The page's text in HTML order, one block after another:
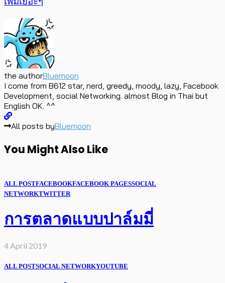
the authorBluemoon
I come from B612 star, nerd, greedy, moody, lazy, Facebook
Development, social Networking. almost Blog in Thai but
English OK. ^^
All posts byBluemoon
You Might Also Like
ALL POSTFACEBOOKFACEBOOK PAGESSOCIAL
NETWORKTWITTER
การตลาดแบบปาล์มมี่
4 April 2019
ALL POSTSOCIAL NETWORKYOUTUBE